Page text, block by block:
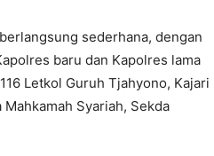
sederhana, dengan
baru dan Kapolres lama
Letkol Guruh Tjahyono, Kajari
Syariah, Sekda